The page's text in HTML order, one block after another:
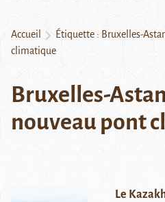
Accueil Étiquette : Bruxelles-
climatique
Bruxelles-
nouveau pont
Le